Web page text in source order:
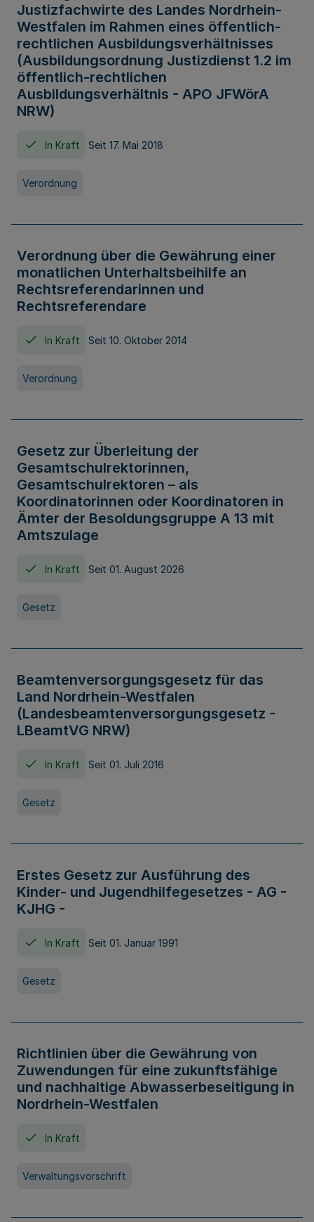
Justizfachwirte des Landes Nordrhein-
Westfalen im Rahmen eines öffentlich-
rechtlichen Ausbildungsverhältnisses
(Ausbildungsordnung Justizdienst 1.2 im
öffentlich-rechtlichen
Ausbildungsverhältnis - APO JFWörA
NRW)
In Kraft Seit 17. Mai 2018
Verordnung
Verordnung über die Gewährung einer
monatlichen Unterhaltsbeihilfe an
Rechtsreferendarinnen und
Rechtsreferendare
In Kraft Seit 10. Oktober 2014
Verordnung
Gesetz zur Überleitung der
Gesamtschulrektorinnen,
Gesamtschulrektoren – als
Koordinatorinnen oder Koordinatoren in
Ämter der Besoldungsgruppe A 13 mit
Amtszulage
In Kraft Seit 01. August 2026
Gesetz
Beamtenversorgungsgesetz für das
Land Nordrhein-Westfalen
(Landesbeamtenversorgungsgesetz -
LBeamtVG NRW)
In Kraft Seit 01. Juli 2016
Gesetz
Erstes Gesetz zur Ausführung des
Kinder- und Jugendhilfegesetzes - AG -
KJHG -
In Kraft Seit 01. Januar 1991
Gesetz
Richtlinien über die Gewährung von
Zuwendungen für eine zukunftsfähige
und nachhaltige Abwasserbeseitigung in
Nordrhein-Westfalen
In Kraft
Verwaltungsvorschrift